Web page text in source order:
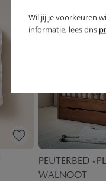
Wil jij je voorkeuren
informatie, lees ons
PEUTERBED
WALNOOT